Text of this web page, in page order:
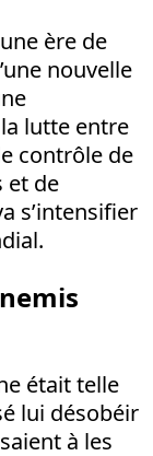
ère de
nouvelle
lutte entre
contrôle de
et de
s’intensifier
était telle
lui désobéir
à les